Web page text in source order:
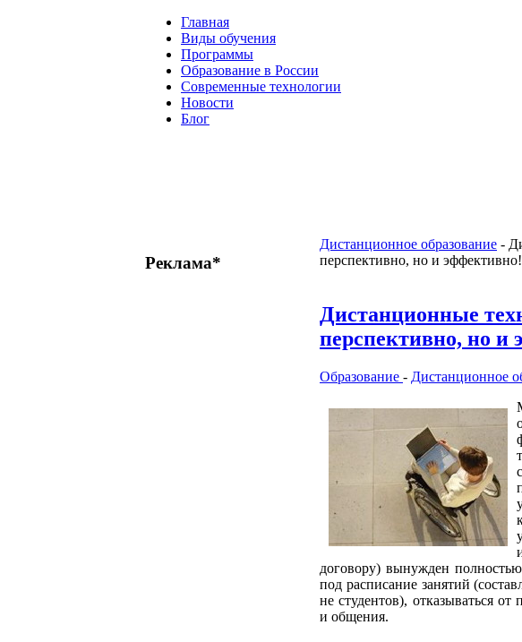
Главная
Виды обучения
Программы
Образование в России
Современные технологии
Новости
Блог
Дистанционное образование -
перспективно, но и эффективно!
Дистанционные
перспективно, но и
Образование - Дистанционное
договору) вынужден
под расписание занятий
не студентов), отказываться
и общения.
Реклама*